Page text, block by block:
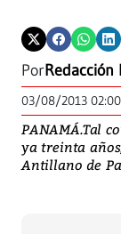
Por
03/08/2013 02:00
PANAMÁ.Tal
ya treinta
Antillano de